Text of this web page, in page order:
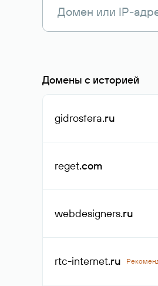
Домены с историей
gidrosfera.ru
reget.com
webdesigners.ru
rtc-internet.ru